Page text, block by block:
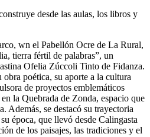
desde las aulas, los libros y
wn el Pabellón Ocre de La Rural,
tierra fértil de palabras”, un
Ofelia Zúccoli Tinto de Fidanza.
poética, su aporte a la cultura
de proyectos emblemáticos
la Quebrada de Zonda, espacio que
Además, se destacó su trayectoria
época, que llevó desde Calingasta
de los paisajes, las tradiciones y el